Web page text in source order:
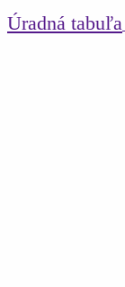
Úradná tabuľa